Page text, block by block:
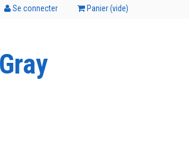
Se connecter Panier (vide)